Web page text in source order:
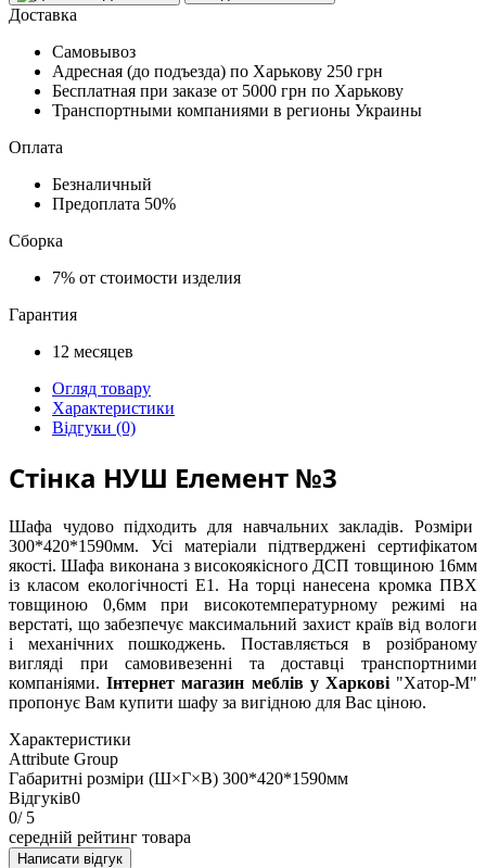
Доставка
Самовывоз
Адресная (до подъезда) по Харькову 250 грн
Бесплатная при заказе от 5000 грн по Харькову
Транспортными компаниями в регионы Украины
Оплата
Безналичный
Предоплата 50%
Сборка
7% от стоимости изделия
Гарантия
12 месяцев
Огляд товару
Характеристики
Відгуки (0)
Стінка НУШ Елемент №3
Шафа чудово підходить для навчальних закладів.
Розміри
300*420*1590мм.
Усі матеріали підтверджені сертифікатом
якості. Шафа виконана з високоякісного ДСП товщиною 16мм
із класом екологічності Е1. На торці нанесена кромка ПВХ
товщиною 0,6мм при високотемпературному режимі на
верстаті, що забезпечує максимальний захист країв від вологи
і механічних пошкоджень. Поставляється в розібраному
вигляді при самовивезенні та доставці транспортними
компаніями. Інтернет магазин меблів у Харкові "Хатор-М"
пропонує Вам купити шафу за вигідною для Вас ціною.
Характеристики
Attribute Group
Габаритні розміри (Ш×Г×В) 300*420*1590мм
Відгуків0
0/ 5
середній рейтинг товара
Написати відгук